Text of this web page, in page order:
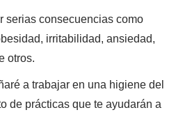
serias consecuencias como
irritabilidad, ansiedad,
otros.
a trabajar en una higiene del
de prácticas que te ayudarán a